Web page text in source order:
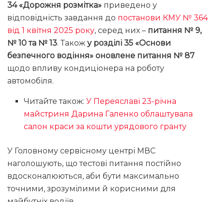
34 «Дорожня розмітка» приведено у
відповідність завдання до постанови КМУ № 364
від 1 квітня 2025 року, серед них – питання № 9,
№ 10 та № 13. Також у розділі 35 «Основи
безпечного водіння» оновлене питання № 87
щодо впливу кондиціонера на роботу
автомобіля.
Читайте також:У Переяславі 23-річна
майстриня Дарина Галенко облаштувала
салон краси за кошти урядового гранту
У Головному сервісному центрі МВС
наголошують, що тестові питання постійно
вдосконалюються, аби бути максимально
точними, зрозумілими й корисними для